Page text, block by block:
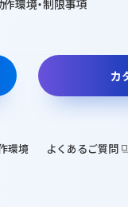
作環境・制限事項
カ
環境 よくあるご質問